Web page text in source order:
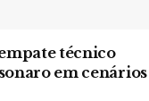
técnico
em cenários